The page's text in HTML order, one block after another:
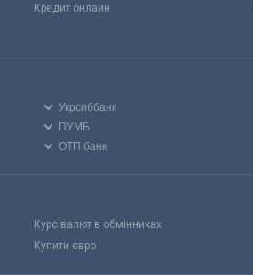
Кредит онлайн
Укрсиббанк
ПУМБ
ОТП банк
Курс валют в обмінниках
Купити євро